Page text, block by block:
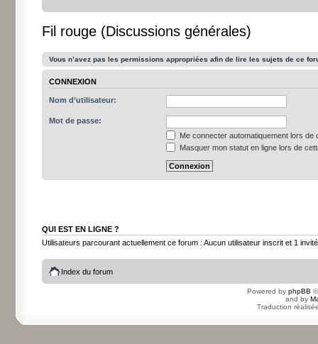
Fil rouge (Discussions générales)
Vous n’avez pas les permissions appropriées afin de lire les sujets de ce
CONNEXION
Nom d’utilisateur:
Mot de passe:
Me connecter automatiquement lors de
Masquer mon statut en ligne lors de
QUI EST EN LIGNE ?
Utilisateurs parcourant actuellement ce forum : Aucun utilisateur inscrit et 1 invité
Index du forum
Powered by phpBB
and by
Traduction